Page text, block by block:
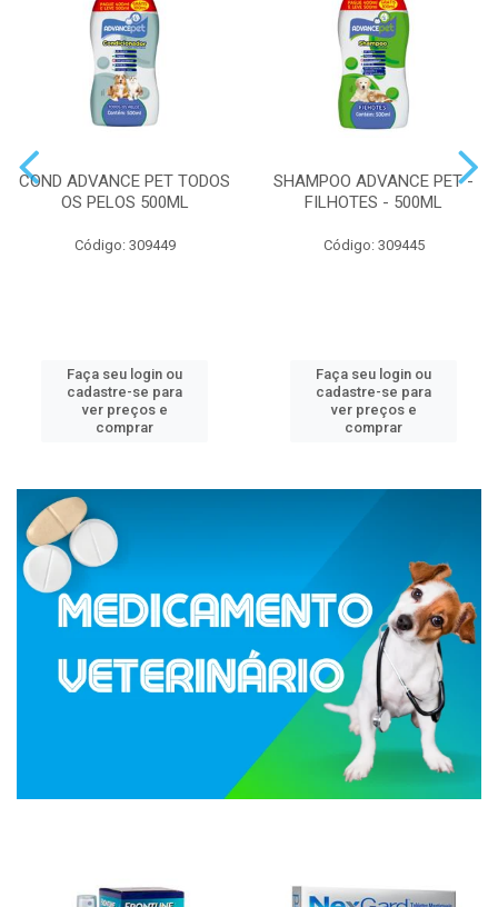
COND ADVANCE PET TODOS
OS PELOS 500ML
Código: 309449
Faça seu login ou
cadastre-se para
ver preços e
comprar
SHAMPOO ADVANCE PET -
FILHOTES - 500ML
Código: 309445
Faça seu login ou
cadastre-se para
ver preços e
comprar